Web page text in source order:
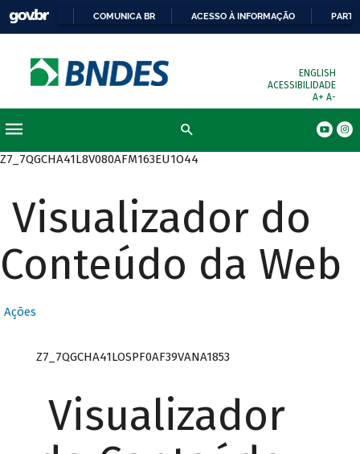
COMUNICA BR ACESSO À INFORMAÇÃO
ENGLISH
ACESSIBILIDADE
A+ A-
Z7_7QGCHA41L8V080AFM163EU1O44
Visualizador do
Conteúdo da Web
Ações
Z7_7QGCHA41LOSPF0AF39VANA1853
Visualizador
D
n
v
l
v
e